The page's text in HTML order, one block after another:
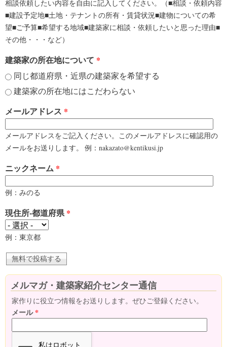
相談依頼したい内容を自由に記入してください。（■相談・依頼内容
■建設予定地■土地・テナントの所有・賃貸状況■建物についての希
望■ご予算■希望する地域■建築家に相談・依頼したいと思った理由■
その他・・・など）
建築家の所在地について *
同じ都道府県・近県の建築家を希望する
建築家の所在地にはこだわらない
メールアドレス *
メールアドレスをご記入ください。このメールアドレスに確認用の
メールをお送りします。 例：nakazato@kentikusi.jp
ニックネーム *
例：みのる
現住所-都道府県*
例：東京都
メルマガ・建築家紹介センター通信
家作りに役立つ情報をお送りします。ぜひご登録ください。
メール*